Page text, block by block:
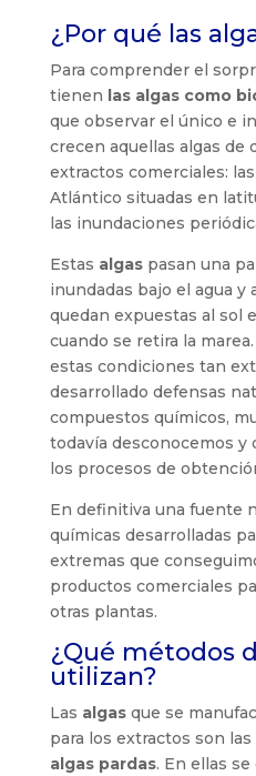
¿Por qué las
Para comprender el
tienen las algas como
que observar el único e
crecen aquellas algas de
extractos comerciales:
Atlántico situadas en
las inundaciones
Estas algaspasan una
inundadas bajo el agua y
quedan expuestas al sol
cuando se retira la
estas condiciones tan
desarrollado defensas
compuestos químicos,
todavía desconocemos y
los procesos de
En definitiva una fuente
químicas desarrolladas
extremas que
productos comerciales
otras plantas.
¿Qué métodos
utilizan?
Las algasque se
para los extractos son
algas pardas. En ellas